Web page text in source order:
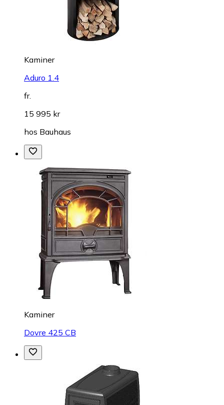
Kaminer
Aduro 1.4
fr.
15 995 kr
hos Bauhaus
Kaminer
Dovre 425 CB